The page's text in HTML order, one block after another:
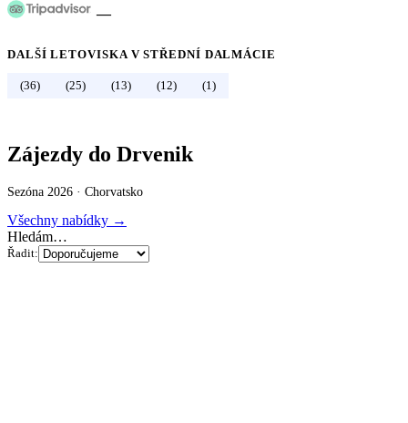
—
DALŠÍ LETOVISKA VSTŘEDNÍ DALMÁCIE
(36) (25) (13) (12) (1)
Zájezdy do Drvenik
Sezóna 2026 · Chorvatsko
Všechny nabídky →
Hledám…
Řadit: